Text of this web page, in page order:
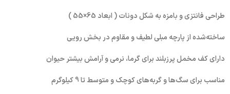
طراحی فانتزی و بامزه به شکل دونات ( ابعاد 65×55 )
ساخته‌شده از پارچه مبلی لطیف و مقاوم در بخش رویی
دارای کف مخمل پرزبلند برای گرما، نرمی و آرامش بیشتر حیوان
مناسب برای سگ‌ها و گربه‌های کوچک و متوسط تا 9 کیلوگرم